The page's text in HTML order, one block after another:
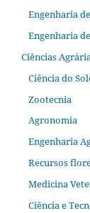
Engenharia
Engenharia
Ciências
Ciência do
Zootecnia
Agronomia
Engenharia
Recursos
Medicina
Ciência e